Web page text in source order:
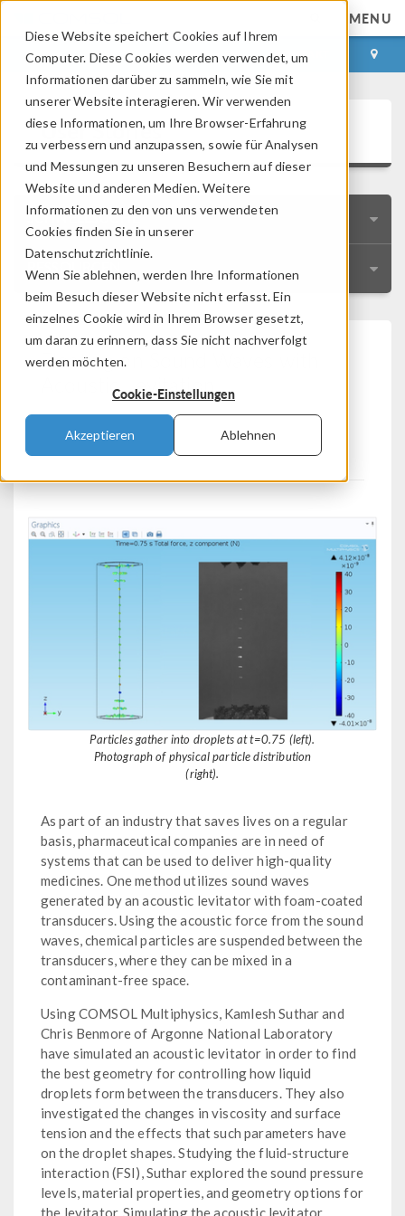
Diese Website speichert Cookies auf Ihrem
Computer. Diese Cookies werden verwendet, um
Informationen darüber zu sammeln, wie Sie mit
unserer Website interagieren. Wir verwenden
diese Informationen, um Ihre Browser-Erfahrung
zu verbessern und anzupassen, sowie für Analysen
und Messungen zu unseren Besuchern auf dieser
Website und anderen Medien. Weitere
Informationen zu den von uns verwendeten
Cookies finden Sie in unserer
Datenschutzrichtlinie.
Wenn Sie ablehnen, werden Ihre Informationen
beim Besuch dieser Website nicht erfasst. Ein
einzelnes Cookie wird in Ihrem Browser gesetzt,
um daran zu erinnern, dass Sie nicht nachverfolgt
werden möchten.
Cookie-Einstellungen
Akzeptieren Ablehnen
MENU
ANMELDEN KONTAKT
User Stories
SCHNELLSUCHE
RESSOURCEN
Floating on Sound Waves with
Acoustic Levitation
As part of an industry that saves lives on a regular
basis, pharmaceutical companies are in need of
systems that can be used to deliver high-quality
medicines. One method utilizes sound waves
generated by an acoustic levitator with foam-coated
transducers. Using the acoustic force from the sound
waves, chemical particles are suspended between the
transducers, where they can be mixed in a
contaminant-free space.
Using COMSOL Multiphysics, Kamlesh Suthar and
Chris Benmore of Argonne National Laboratory
have simulated an acoustic levitator in order to find
the best geometry for controlling how liquid
droplets form between the transducers. They also
investigated the changes in viscosity and surface
tension and the effects that such parameters have
on the droplet shapes. Studying the fluid-structure
interaction (FSI), Suthar explored the sound pressure
levels, material properties, and geometry options for
the levitator. Simulating the acoustic levitator
Particles gather into droplets at t=0.75 (left).
Photograph of physical particle distribution
(right).